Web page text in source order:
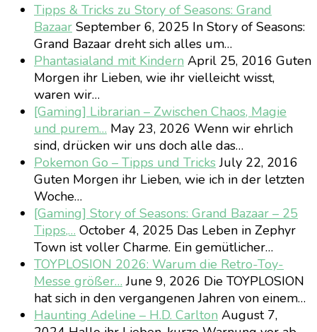
Tipps & Tricks zu Story of Seasons: Grand
Bazaar September 6, 2025 In Story of Seasons:
Grand Bazaar dreht sich alles um…
Phantasialand mit Kindern April 25, 2016 Guten
Morgen ihr Lieben, wie ihr vielleicht wisst,
waren wir…
[Gaming] Librarian – Zwischen Chaos, Magie
und purem… May 23, 2026 Wenn wir ehrlich
sind, drücken wir uns doch alle das…
Pokemon Go – Tipps und TricksJuly 22, 2016
Guten Morgen ihr Lieben, wie ich in der letzten
Woche…
[Gaming] Story of Seasons: Grand Bazaar – 25
Tipps,… October 4, 2025 Das Leben in Zephyr
Town ist voller Charme. Ein gemütlicher…
TOYPLOSION 2026: Warum die Retro-Toy-
Messe größer… June 9, 2026 Die TOYPLOSION
hat sich in den vergangenen Jahren von einem…
Haunting Adeline – H.D. Carlton August 7,